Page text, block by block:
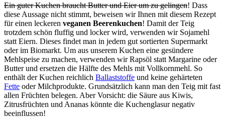
Ein guter Kuchen braucht Butter und Eier um zu gelingen! Dass
diese Aussage nicht stimmt, beweisen wir Ihnen mit diesem Rezept
für einen leckeren veganen Beerenkuchen! Damit der Teig
trotzdem schön fluffig und locker wird, verwenden wir Sojamehl
statt Eiern. Dieses findet man in jedem gut sortierten Supermarkt
oder im Biomarkt. Um aus unserem Kuchen eine gesündere
Mehlspeise zu machen, verwenden wir Rapsöl statt Margarine oder
Butter und ersetzen die Hälfte des Mehls mit Vollkornmehl. So
enthält der Kuchen reichlich Ballaststoffe und keine gehärteten
Fette oder Milchprodukte. Grundsätzlich kann man den Teig mit fast
allen Früchten belegen. Aber Vorsicht: die Säure aus Kiwis,
Zitrusfrüchten und Ananas könnte die Kuchenglasur negativ
beeinflussen!